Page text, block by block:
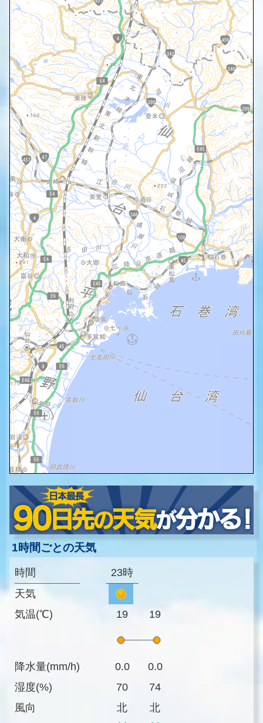
1時間ごとの天気
時間
天気
気温(℃)
降水量(mm/h)
湿度(%)
風向
23時
19 19
0.0
0.0
70
74
北
北